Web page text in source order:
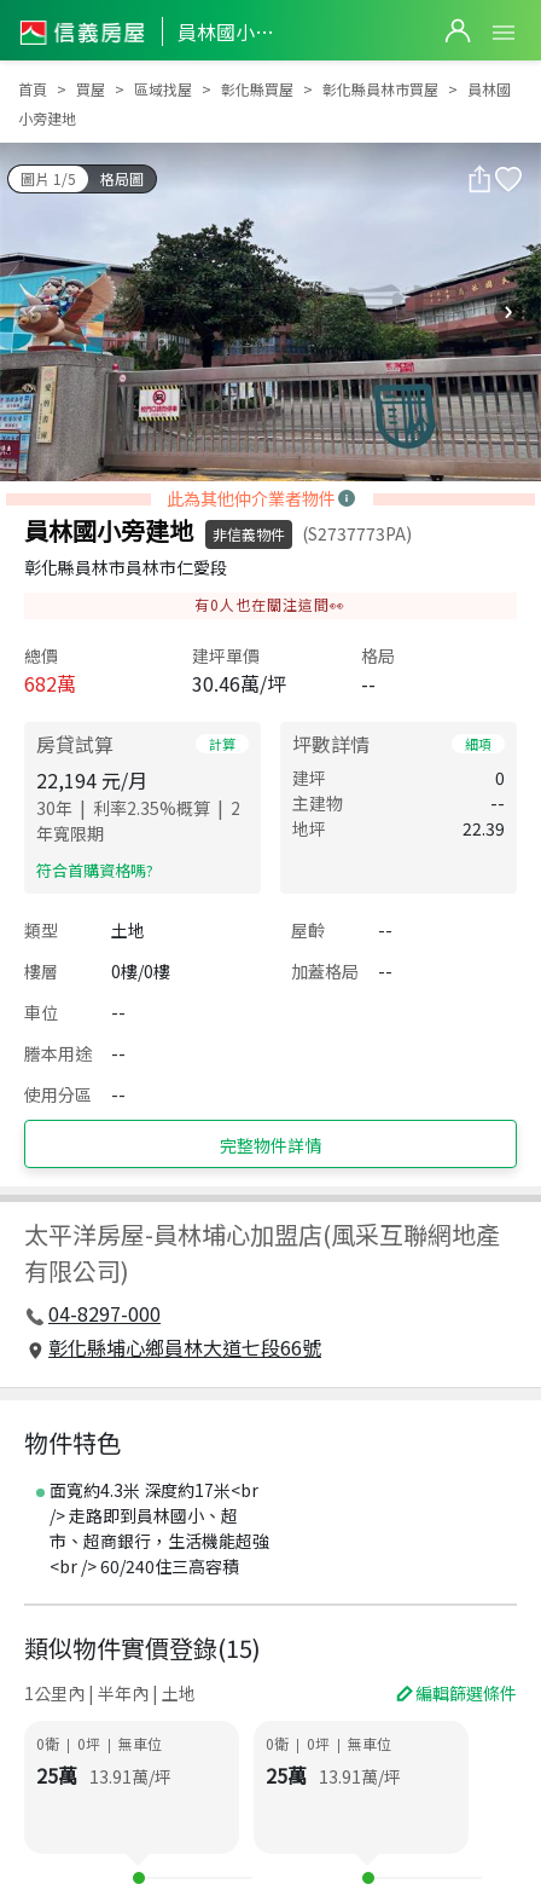
員林國小旁建地
員林國小旁建地
首頁 買屋 區域找屋 彰化縣買屋 彰化縣員林市買屋
員林國
小旁建地
圖片 1/5 格局圖
此為其他仲介業者物件
員林國小旁建地 非信義物件
(S2737773PA)
彰化縣員林市員林市仁愛段
有0 人也在關注這間👀
總價
682萬
建坪單價
30.46萬/坪
格局
--
房貸試算 計算
22,194 元/月
30年 | 利率2.35%概算 | 2
年寬限期
​符合首購資格嗎?
坪數詳情 細項
建坪
0
主建物
--
地坪
22.39
類型 土地 屋齡
--
樓層
0樓/0樓 加蓋格局
--
車位
--
謄本用途
--
使用分區
--
完整物件詳情
太平洋房屋-員林埔心加盟店(風采互聯網地產
有限公司)
04-8297-000
彰化縣埔心鄉員林大道七段66號
物件特色
面寬約4.3米 深度約17米<br
/> 走路即到員林國小、超
市、超商銀行，生活機能超強
<br /> 60/240住三高容積
類似物件實價登錄(15)
1公里內 | 半年內 | 土地 編輯篩選條件
0衛 | 0坪 | 無車位
25萬 13.91萬/坪
0衛 | 0坪 | 無車位
25萬 13.91萬/坪